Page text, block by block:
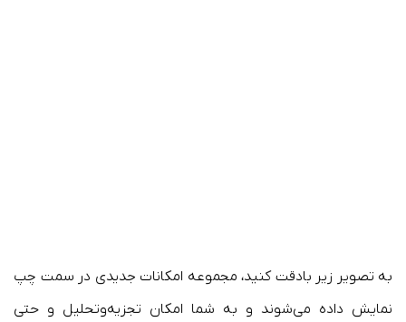
به تصویر زیر بادقت کنید، مجموعه امکانات جدیدی در سمت چپ
نمایش داده می‌شوند و به شما امکان تجزیه‌وتحلیل و حتی